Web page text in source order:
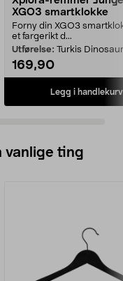
XGO3 smartklokke
Forny din XGO3
et fargerikt d...
Utførelse: Turkis Dinosaur
169,90
Legg i handlekurv
vanlige ting